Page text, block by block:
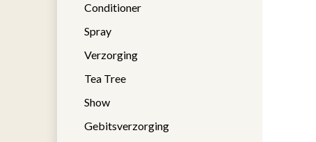
Conditioner
Spray
Verzorging
Tea Tree
Show
Gebitsverzorging